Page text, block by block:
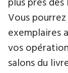
Vous
exemplaires
vos
salons du